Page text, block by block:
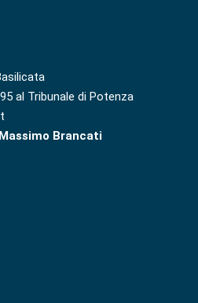
al Tribunale di Potenza
Massimo Brancati